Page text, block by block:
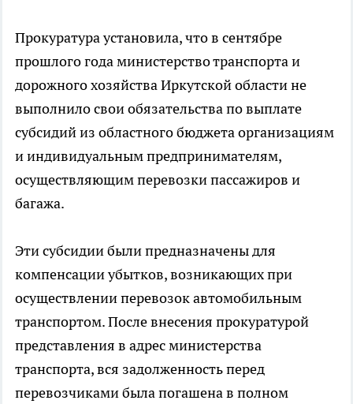
Прокуратура установила, что в сентябре
прошлого года министерство транспорта и
дорожного хозяйства Иркутской области не
выполнило свои обязательства по выплате
субсидий из областного бюджета организациям
и индивидуальным предпринимателям,
осуществляющим перевозки пассажиров и
багажа.
Эти субсидии были предназначены для
компенсации убытков, возникающих при
осуществлении перевозок автомобильным
транспортом. После внесения прокуратурой
представления в адрес министерства
транспорта, вся задолженность перед
перевозчиками была погашена в полном